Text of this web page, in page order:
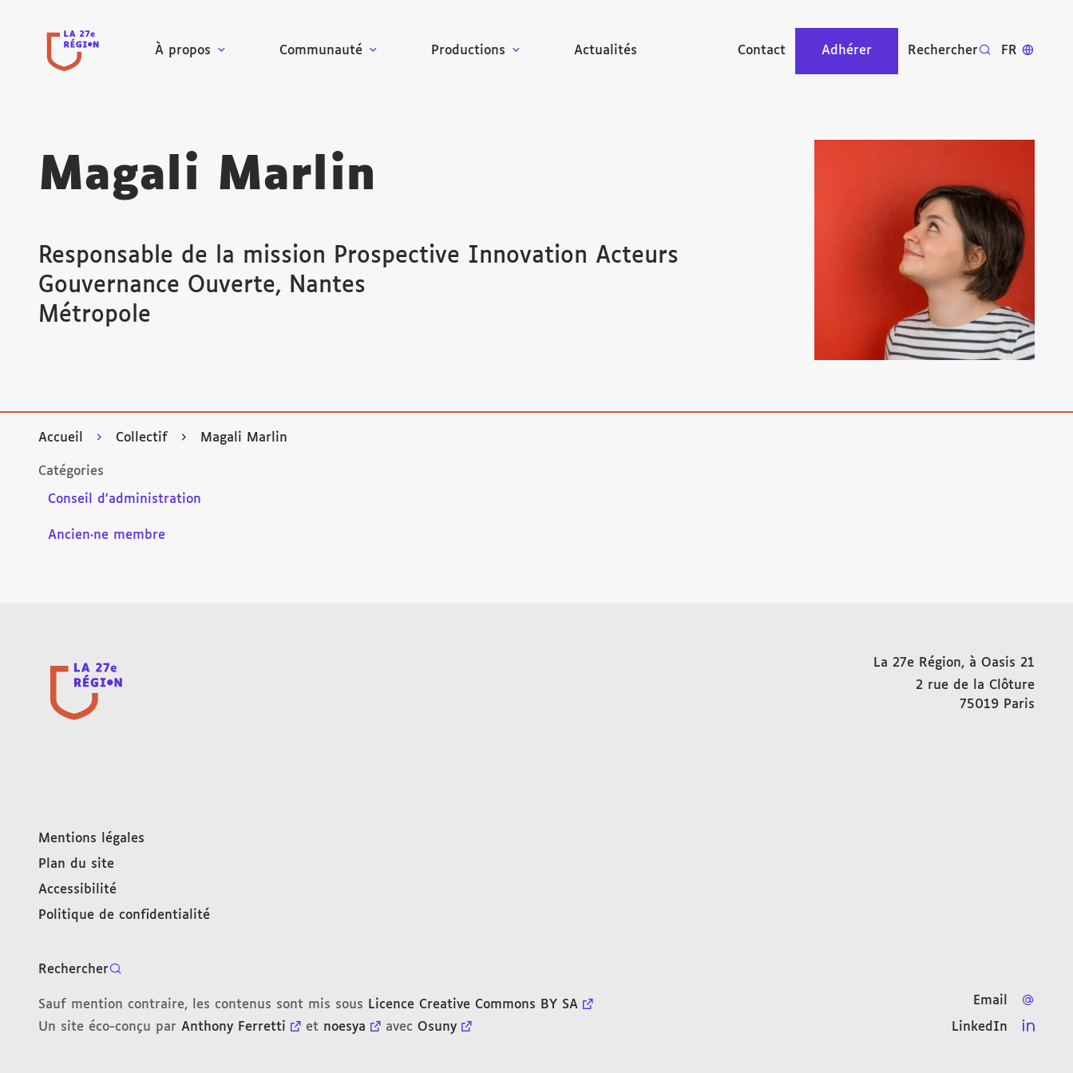
À propos Communauté Productions Actualités Contact Adhérer Rechercher FR
Magali Marlin
Responsable de la mission Prospective Innovation Acteurs
Gouvernance Ouverte, Nantes
Métropole
Accueil Collectif Magali Marlin
Catégories
Conseil d'administration
Ancien·ne membre
La 27e Région, à Oasis 21
2 rue de la Clôture
75019 Paris
Email
LinkedIn
Mentions légales
Plan du site
Accessibilité
Politique de confidentialité
Rechercher
Sauf mention contraire, les contenus sont mis sous Licence Creative Commons BY SA
Un site éco-conçu par Anthony Ferretti et noesya avec Osuny